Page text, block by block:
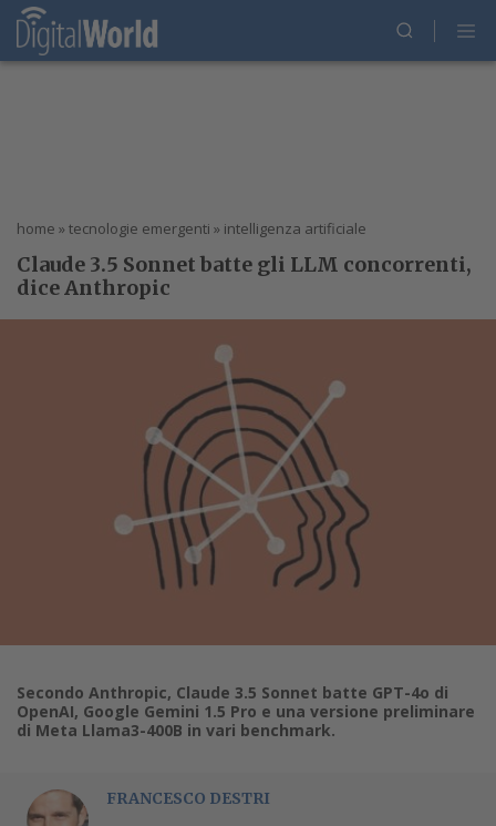
home » tecnologie emergenti » intelligenza artificiale
Claude 3.5 Sonnet batte gli LLM concorrenti,
dice Anthropic
Secondo Anthropic, Claude 3.5 Sonnet batte GPT-4o di
OpenAI, Google Gemini 1.5 Pro e una versione preliminare
di Meta Llama3-400B in vari benchmark.
FRANCESCO DESTRI